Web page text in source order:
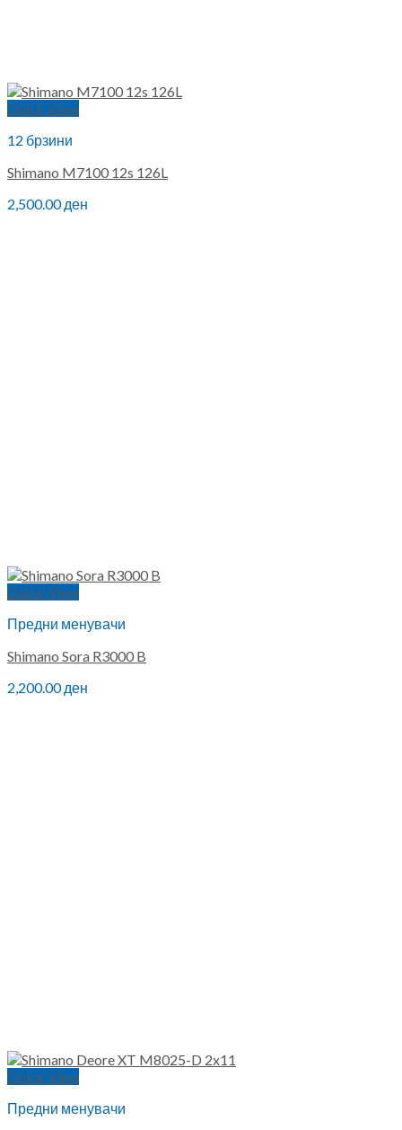
Quick View
12 брзини
Shimano M7100 12s 126L
2,500.00ден
Quick View
Предни менувачи
Shimano Sora R3000 B
2,200.00ден
Quick View
Предни менувачи